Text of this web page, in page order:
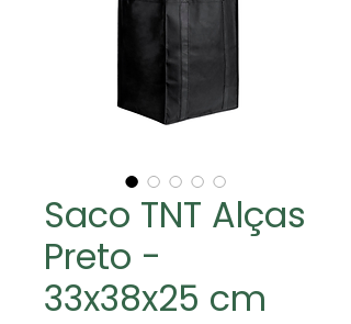
Saco TNT Alças
Preto -
33x38x25 cm